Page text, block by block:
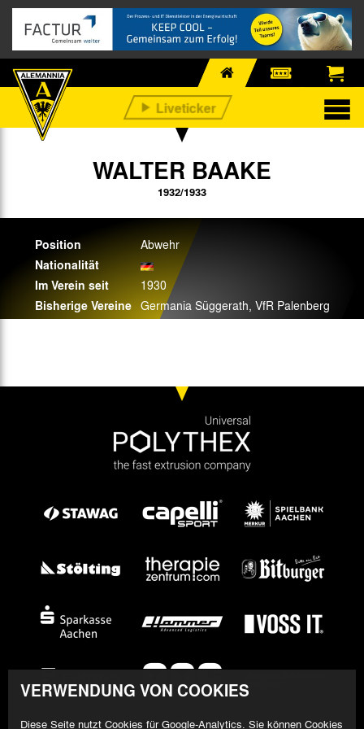
WALTER BAAKE
1932/1933
Position Abwehr
Nationalität
Im Verein seit
1930
Bisherige Vereine Germania Süggerath, VfR Palenberg
VERWENDUNG VON COOKIES
Diese Seite nutzt Cookies für Google-Analytics. Sie können Cookies